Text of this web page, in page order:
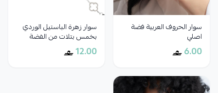
سوار الحروف العربية فضة
اصلي
6.00
سوار زهرة الباستيل الوردي
بخمس بتلات من الفضة
الأصلية
12.00